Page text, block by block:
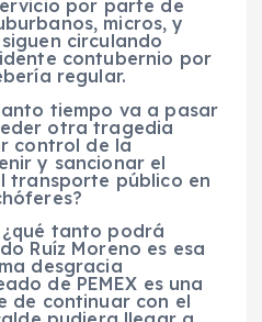
por parte de
micros, y
circulando
contubernio por
regular.
tiempo va a pasar
otra tragedia
control de la
y sancionar el
transporte público en
tanto podrá
Ruíz Moreno es esa
desgracia
de PEMEX es una
de continuar con el